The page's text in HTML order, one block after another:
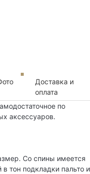
Доставка и
оплата
по
аксессуаров.
Со спины имеется
тон подкладки пальто и